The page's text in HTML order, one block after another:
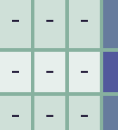
– – –
– – –
– – –